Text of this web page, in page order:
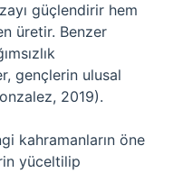
güçlendirir hem
üretir. Benzer
gençlerin ulusal
2019).
kahramanların öne
yüceltilip